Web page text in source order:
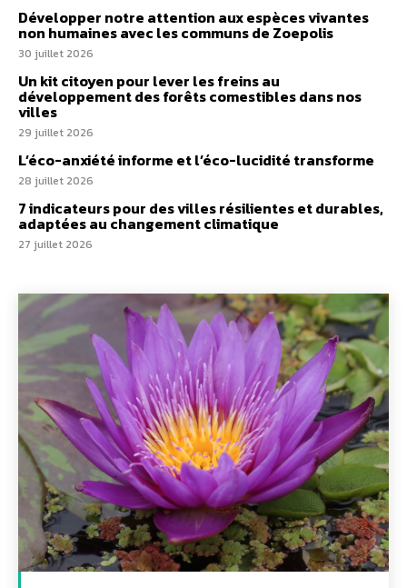
Développer notre attention aux espèces vivantes
non humaines avec les communs de Zoepolis
30 juillet 2026
Un kit citoyen pour lever les freins au
développement des forêts comestibles dans nos
villes
29 juillet 2026
L’éco-anxiété informe et l’éco-lucidité transforme
28 juillet 2026
7 indicateurs pour des villes résilientes et durables,
adaptées au changement climatique
27 juillet 2026